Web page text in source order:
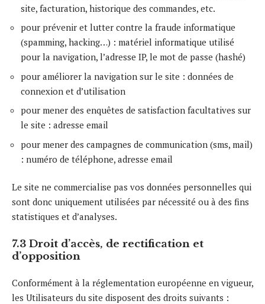
site, facturation, historique des commandes, etc.
pour prévenir et lutter contre la fraude informatique
(spamming, hacking…) : matériel informatique utilisé
pour la navigation, l’adresse IP, le mot de passe (hashé)
pour améliorer la navigation sur le site : données de
connexion et d’utilisation
pour mener des enquêtes de satisfaction facultatives sur
le site : adresse email
pour mener des campagnes de communication (sms, mail)
: numéro de téléphone, adresse email
Le site ne commercialise pas vos données personnelles qui
sont donc uniquement utilisées par nécessité ou à des fins
statistiques et d’analyses.
7.3 Droit d’accès, de rectification et
d’opposition
Conformément à la réglementation européenne en vigueur,
les Utilisateurs du site disposent des droits suivants :